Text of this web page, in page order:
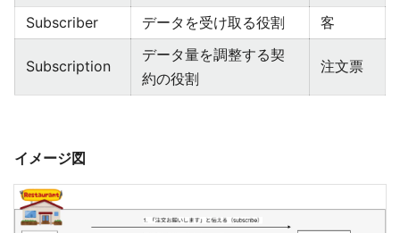
Subscriber
データを受け取る役割 客
Subscription
データ量を調整する契
約の役割
注文票
イメージ図